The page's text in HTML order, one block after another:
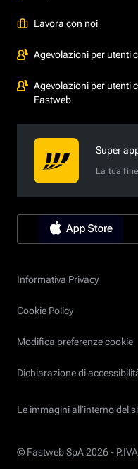
Lavora con noi
Agevolazioni per utenti
Agevolazioni per utenti
Fastweb
Super
La tua
Informativa Privacy
Cookie Policy
Modifica preferenze cookie
Dichiarazione di
Le immagini all’interno del
© Fastweb SpA 2026 -